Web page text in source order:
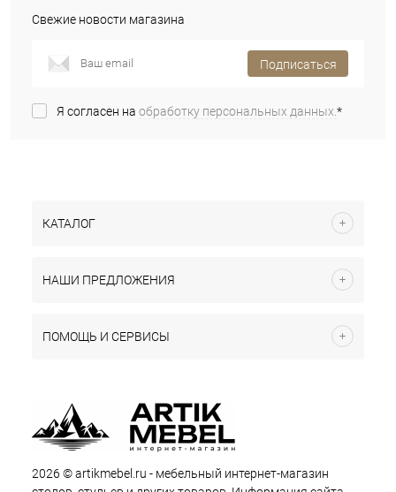
Свежие новости магазина
Подписаться
Я согласен на обработку персональных данных. *
КАТАЛОГ
НАШИ ПРЕДЛОЖЕНИЯ
ПОМОЩЬ И СЕРВИСЫ
2026 © artikmebel.ru - мебельный интернет-магазин